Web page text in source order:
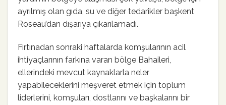
ayrılmış olan gıda, su ve diğer tedarikler başkent
Roseau’dan dışarıya çıkarılamadı.
Fırtınadan sonraki haftalarda komşularının acil
ihtiyaçlarının farkına varan bölge Bahaileri,
ellerindeki mevcut kaynaklarla neler
yapabileceklerini meşveret etmek için toplum
liderlerini, komşuları, dostlarını ve başkalarını bir